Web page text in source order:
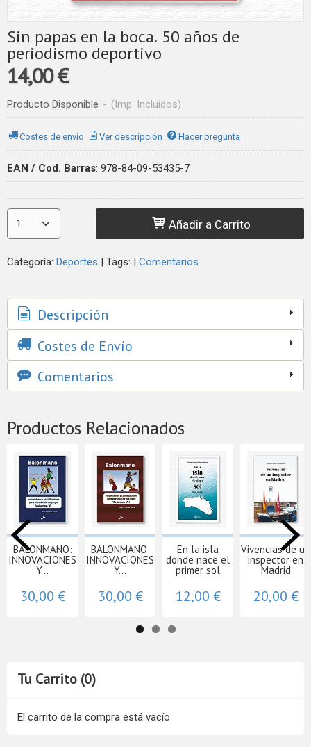
Tu Carrito (0)
El carrito de la compra está vacío
Sin papas en la boca. 50 años de
periodismo deportivo
14,00 €
Producto Disponible - (Imp. Incluidos)
Costes de envío Ver descripción Hacer pregunta
EAN / Cod. Barras: 978-84-09-53435-7
Añadir a Carrito
Categoría: Deportes | Tags: | Comentarios
Descripción
Costes de Envío
Comentarios
Productos Relacionados
BALONMANO:
INNOVACIONES
Y...
30,00 €
BALONMANO:
INNOVACIONES
Y...
30,00 €
En la isla
donde nace el
primer sol
12,00 €
Vivencias de un
inspector en
Madrid
20,00 €